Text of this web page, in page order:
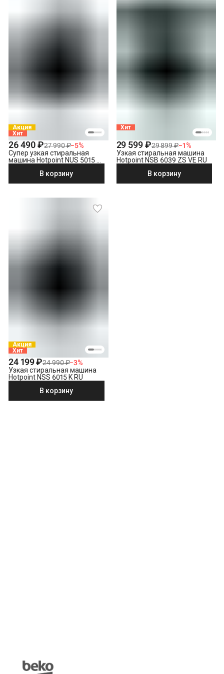
Акция
Хит
26 490 ₽27 990 ₽−5%
Супер узкая стиральная
машина Hotpoint NUS 5015 S
В корзину
Хит
29 599 ₽29 899 ₽−1%
Узкая стиральная машина
Hotpoint NSB 6039 ZS VE RU
В корзину
Акция
Хит
24 199 ₽24 990 ₽−3%
Узкая стиральная машина
Hotpoint NSS 6015 K RU
В корзину